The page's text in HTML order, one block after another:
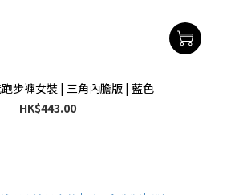
步褲女裝 | 三角內膽版 | 藍色
HK$443.00